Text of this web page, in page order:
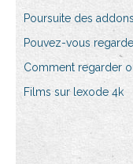
Poursuite des
Pouvez-vous
Comment regarder
Films sur lexode 4k